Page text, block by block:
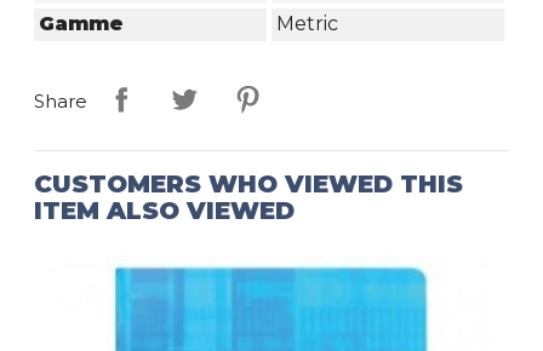
Gamme
Metric
Share
CUSTOMERS WHO VIEWED THIS
ITEM ALSO VIEWED